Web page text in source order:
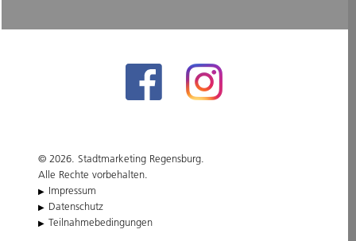
© 2026. Stadtmarketing Regensburg.
Alle Rechte vorbehalten.
Impressum
Datenschutz
Teilnahmebedingungen